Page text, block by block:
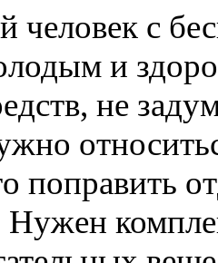
с
и
не
поправить